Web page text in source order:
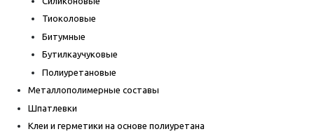
Тиоколовые
Битумные
Бутилкаучуковые
Полиуретановые
Металлополимерные составы
Шпатлевки
Клеи и герметики на основе полиуретана